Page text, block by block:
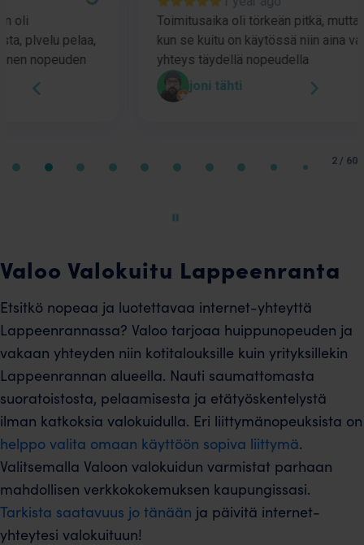
Toimitusaika oli törkeän pitkä, mutta nyt
kun se kuitu on käytössä niin aina vakaa
yhteys täydellä nopeudella
2
2 / 60
Valoo Valokuitu Lappeenranta
Etsitkö nopeaa ja luotettavaa internet-yhteyttä
Lappeenrannassa? Valoo tarjoaa huippunopeuden ja
vakaan yhteyden niin kotitalouksille kuin yrityksillekin
Lappeenrannan alueella. Nauti saumattomasta
suoratoistosta, pelaamisesta ja etätyöskentelystä
ilman katkoksia valokuidulla. Eri liittymänopeuksista on
helppo valita omaan käyttöön sopiva liittymä.
Valitsemalla Valoon valokuidun varmistat parhaan
mahdollisen verkkokokemuksen kaupungissasi.
Tarkista saatavuus jo tänään ja päivitä internet-
yhteytesi valokuituun!